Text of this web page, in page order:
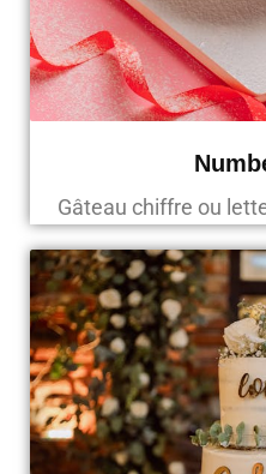
Gâteau chiffre ou